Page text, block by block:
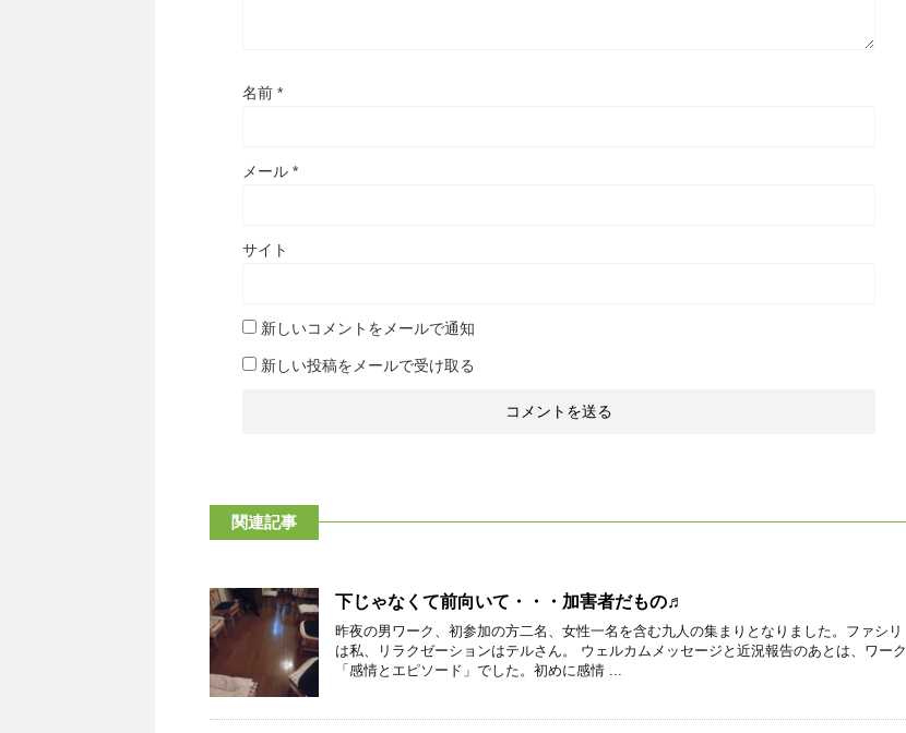
名前 *
メール *
サイト
新しいコメントをメールで通知
新しい投稿をメールで受け取る
関連記事
下じゃなくて前向いて・・・加害者だもの♬
昨夜の男ワーク、初参加の方二名、女性一名を含む九人の集まりとなりました。ファシリ
は私、リラクゼーションはテルさん。 ウェルカムメッセージと近況報告のあとは、ワーク
「感情とエピソード」でした。初めに感情 ...